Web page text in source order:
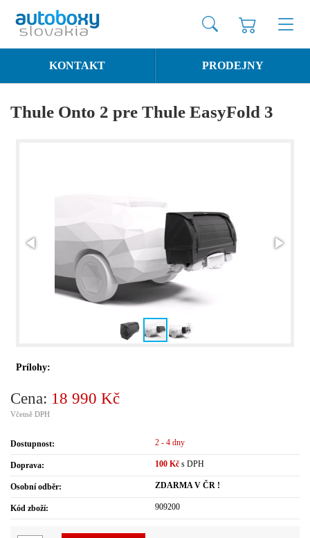
KONTAKT PRODEJNY
Thule Onto 2 pre Thule EasyFold 3
Prílohy:
Cena: 18 990 Kč
Včetně DPH
Dostupnost: 2 - 4 dny
Doprava: 100 Kč s DPH
Osobní odběr: ZDARMA V ČR !
Kód zboží: 909200